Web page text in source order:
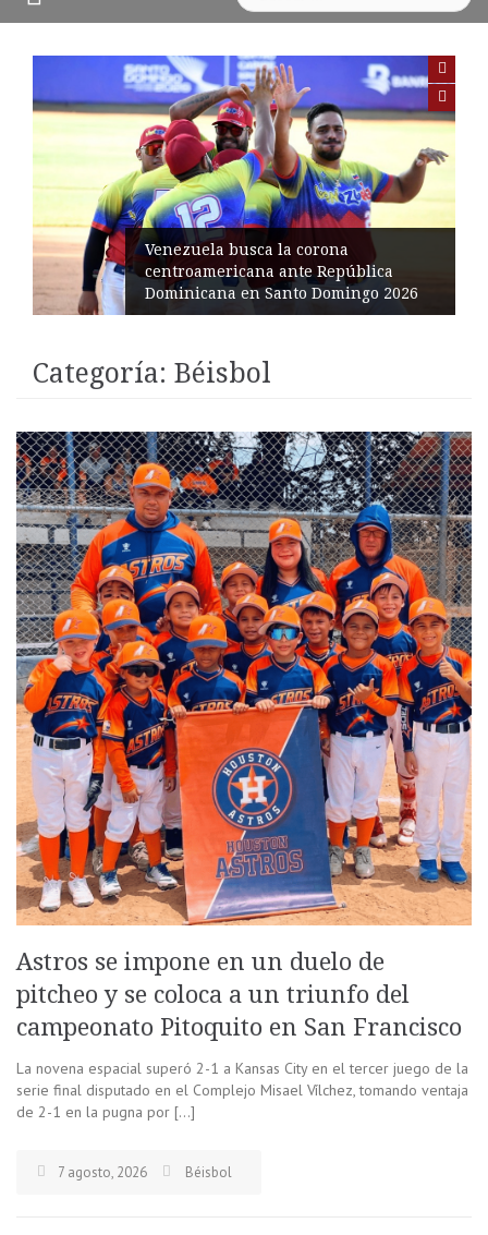
Venezuela busca la corona
centroamericana ante República
Dominicana en Santo Domingo 2026
Categoría: Béisbol
Astros se impone en un duelo de
pitcheo y se coloca a un triunfo del
campeonato Pitoquito en San Francisco
La novena espacial superó 2-1 a Kansas City en el tercer juego de la
serie final disputado en el Complejo Misael Vílchez, tomando ventaja
de 2-1 en la pugna por […]
7 agosto, 2026 Béisbol